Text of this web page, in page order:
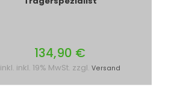
134,90 €
inkl. inkl. 19% MwSt. zzgl. Versand